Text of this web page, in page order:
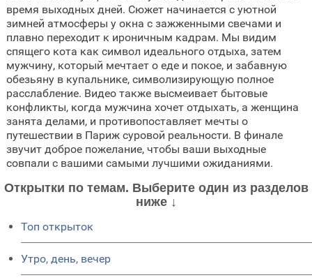
время выходных дней. Сюжет начинается с уютной
зимней атмосферы у окна с зажженными свечами и
плавно переходит к ироничным кадрам. Мы видим
спящего кота как символ идеального отдыха, затем
мужчину, который мечтает о еде и покое, и забавную
обезьяну в купальнике, символизирующую полное
расслабление. Видео также высмеивает бытовые
конфликты, когда мужчина хочет отдыхать, а женщина
занята делами, и противопоставляет мечты о
путешествии в Париж суровой реальности. В финале
звучит доброе пожелание, чтобы ваши выходные
совпали с вашими самыми лучшими ожиданиями.
Открытки по темам. Выберите один из разделов
ниже ↓
Топ открыток
Утро, день, вечер